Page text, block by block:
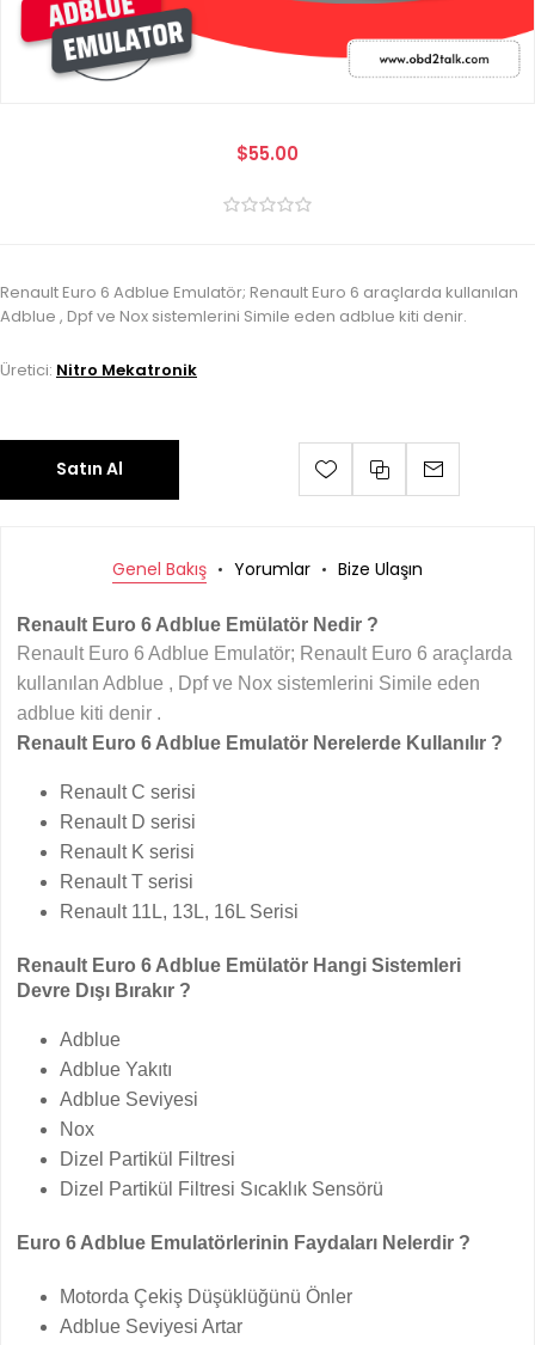
$55.00
Renault Euro 6 Adblue Emulatör; Renault Euro 6 araçlarda kullanılan
Adblue , Dpf ve Nox sistemlerini Simile eden adblue kiti denir.
Üretici: Nitro Mekatronik
Satın Al
Genel Bakış Yorumlar Bize Ulaşın
Renault Euro 6 Adblue Emülatör Nedir ?
Renault Euro 6 Adblue Emulatör; Renault Euro 6 araçlarda
kullanılan Adblue , Dpf ve Nox sistemlerini Simile eden
adblue kiti denir .
Renault Euro 6 Adblue Emulatör Nerelerde Kullanılır ?
Renault C serisi
Renault D serisi
Renault K serisi
Renault T serisi
Renault 11L, 13L, 16L Serisi
Renault Euro 6 Adblue Emülatör Hangi Sistemleri
Devre Dışı Bırakır ?
Adblue
Adblue Yakıtı
Adblue Seviyesi
Nox
Dizel Partikül Filtresi
Dizel Partikül Filtresi Sıcaklık Sensörü
Euro 6 Adblue Emulatörlerinin Faydaları Nelerdir ?
Motorda Çekiş Düşüklüğünü Önler
Adblue Seviyesi Artar